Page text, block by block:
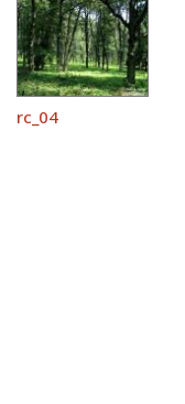
rc_04